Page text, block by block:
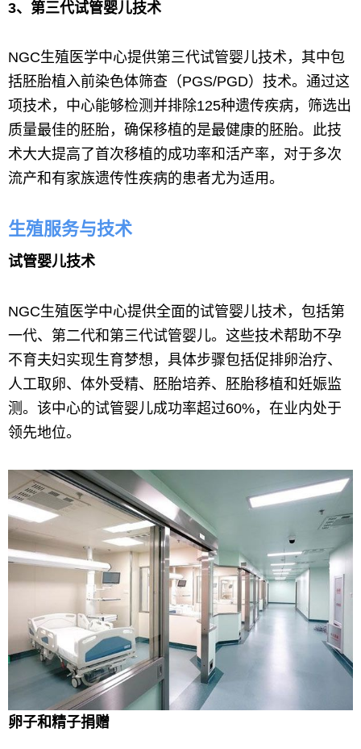
3、第三代试管婴儿技术
NGC生殖医学中心提供第三代试管婴儿技术，其中包
括胚胎植入前染色体筛查（PGS/PGD）技术。通过这
项技术，中心能够检测并排除125种遗传疾病，筛选出
质量最佳的胚胎，确保移植的是最健康的胚胎。此技
术大大提高了首次移植的成功率和活产率，对于多次
流产和有家族遗传性疾病的患者尤为适用。
生殖服务与技术
试管婴儿技术
NGC生殖医学中心提供全面的试管婴儿技术，包括第
一代、第二代和第三代试管婴儿。这些技术帮助不孕
不育夫妇实现生育梦想，具体步骤包括促排卵治疗、
人工取卵、体外受精、胚胎培养、胚胎移植和妊娠监
测。该中心的试管婴儿成功率超过60%，在业内处于
领先地位。
卵子和精子捐赠